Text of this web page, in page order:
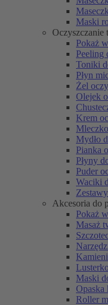
Maski
Oczyszczanie
Pokaż
Peeling
Toniki
Płyn
Żel
Olejek
Krem
Mydło
Pianka
Płyny
Puder
Waciki
Akcesoria do
Pokaż
Masaż
Maski
Opaska
Roller